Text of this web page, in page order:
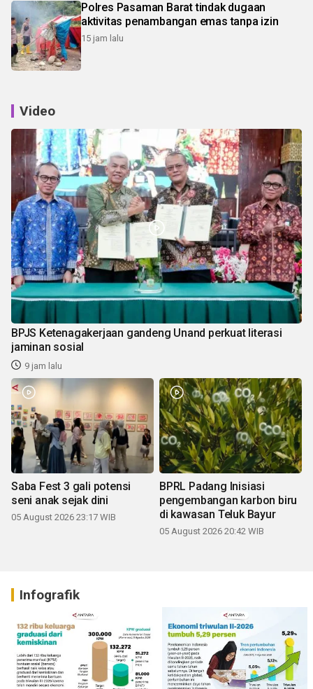
Polres Pasaman Barat tindak dugaan
aktivitas penambangan emas tanpa izin
15 jam lalu
Video
BPJS Ketenagakerjaan gandeng Unand perkuat literasi
jaminan sosial
9 jam lalu
Saba Fest 3 gali potensi
seni anak sejak dini
05 August 2026 23:17 WIB
BPRL Padang Inisiasi
pengembangan karbon biru
di kawasan Teluk Bayur
05 August 2026 20:42 WIB
Infografik